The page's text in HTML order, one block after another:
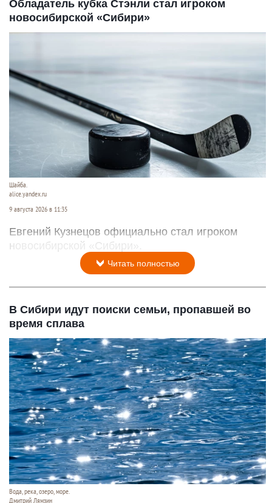
Обладатель кубка Стэнли стал игроком
новосибирской «Сибири»
Шайба.
alice.yandex.ru
9 августа 2026 в 11:35
Евгений Кузнецов официально стал игроком
новосибирской «Сибири».
Читать полностью
В Сибири идут поиски семьи, пропавшей во
время сплава
Вода, река, озеро, море.
Дмитрий Лямзин